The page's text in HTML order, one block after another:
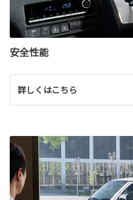
安全性能
詳しくはこちら